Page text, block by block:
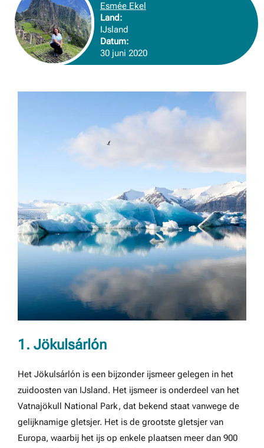
Esmée Ekel
Land:
IJsland
Datum:
30 juni 2020
1. Jökulsárlón
Het Jökulsárlón is een bijzonder ijsmeer gelegen in het
zuidoosten van IJsland. Het ijsmeer is onderdeel van het
Vatnajökull National Park, dat bekend staat vanwege de
gelijknamige gletsjer. Het is de grootste gletsjer van
Europa, waarbij het ijs op enkele plaatsen meer dan 900